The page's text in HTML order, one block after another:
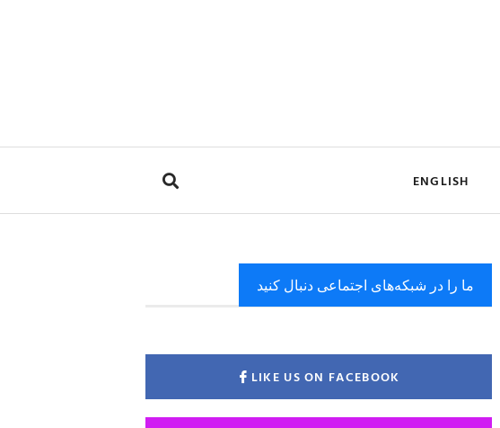
ENGLISH
ما را در شبکه‌های اجتماعی دنبال کنید
LIKE US ON FACEBOOK